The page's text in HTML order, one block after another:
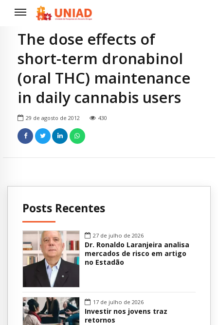
The dose effects of
short-term dronabinol
(oral THC) maintenance
in daily cannabis users
29 de agosto de 2012 430
Posts Recentes
27 de julho de 2026
Dr. Ronaldo Laranjeira analisa
mercados de risco em artigo
no Estadão
17 de julho de 2026
Investir nos jovens traz
retornos